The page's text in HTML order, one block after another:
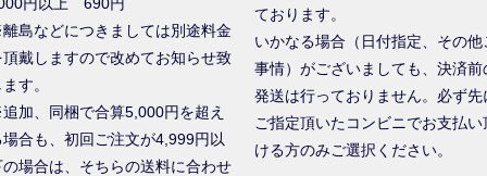
島などにつきましては別途料金
頂戴しますので改めてお知らせ致
す。
加、同梱で合算5,000円を超え
場合も、初回ご注文が4,999円以
の場合は、そちらの送料に合わせ
ております。
いかなる場合（日付指定、その他
事情）がございましても、決済前
発送は行っておりません。必ず先
ご指定頂いたコンビニでお支払い
ける方のみご選択ください。